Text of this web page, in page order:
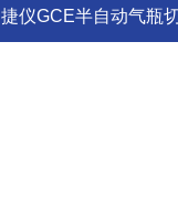
捷仪GCE半自动气瓶